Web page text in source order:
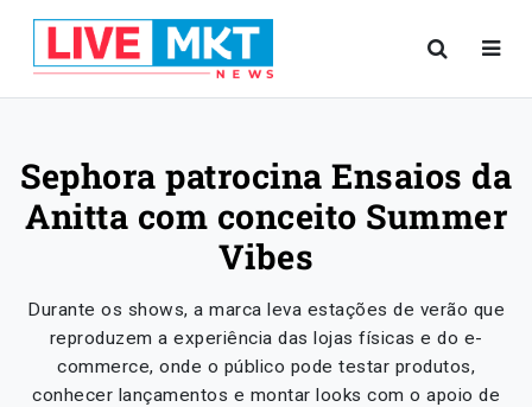
Sephora patrocina Ensaios da
Anitta com conceito Summer
Vibes
Durante os shows, a marca leva estações de verão que
reproduzem a experiência das lojas físicas e do e-
commerce, onde o público pode testar produtos,
conhecer lançamentos e montar looks com o apoio de